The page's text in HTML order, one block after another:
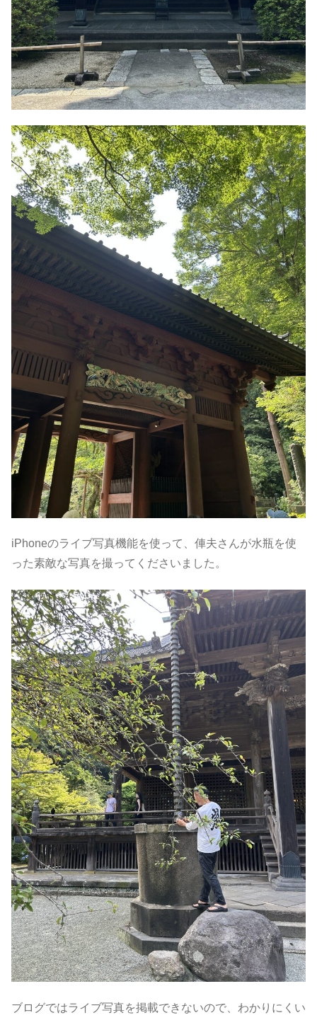
iPhoneのライブ写真機能を使って、俥夫さんが水瓶を使
った素敵な写真を撮ってくださいました。
ブログではライブ写真を掲載できないので、わかりにくい